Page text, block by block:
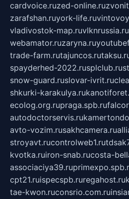
cardvoice.ruzed-online.ru
zarafshan.ruyork-life.ru
vladivostok-map.ruvlknrussia.ru
webamator.ruzaryna.ru
trade-farm.rutajuncos.ru
spayderhed-2022.rusplclub.ru
snow-guard.ruslovar-ivrit.ru
shkurki-karakulya.ru
ecolog.org.rupraga.spb.ru
autodoctorservis.ru
avto-vozim.rusakhcamera.ru
stroyavt.rucontrolweb1.ru
kvotka.ruiron-snab.rucosta-
associaciya39.ru
cpt21.ruispecspb.ruregahost.ru
tae-kwon.ruconsrio.com.ru